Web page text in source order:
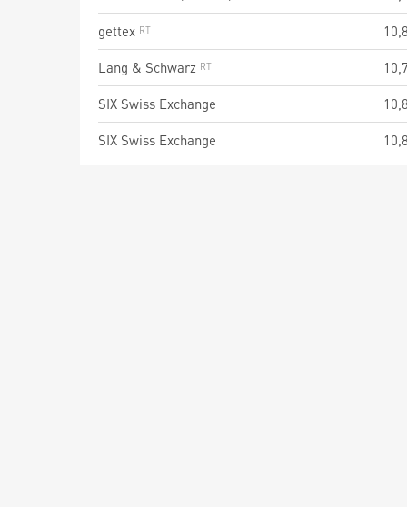
gettex
Lang & Schwarz
SIX Swiss Exchange
SIX Swiss Exchange